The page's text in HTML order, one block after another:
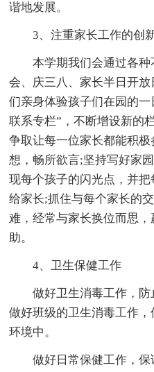
谐地发展。
3、注重家长工作的创
本学期我们会通过各
会、庆三八、家长半日开
们亲身体验孩子们在园的
联系专栏”，不断增设新的
争取让每一位家长都能积
想，畅所欲言;坚持写好家
现每个孩子的闪光点，并
给家长;抓住与每个家长的
难，经常与家长换位而思
助。
4、卫生保健工作
做好卫生消毒工作，
做好班级的卫生消毒工作
环境中。
做好日常保健工作，